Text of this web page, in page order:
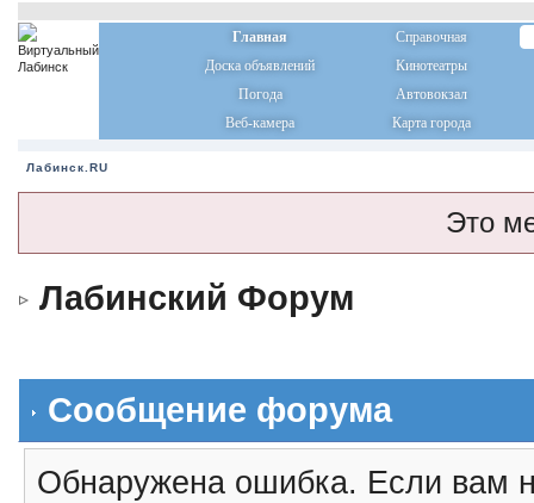
Главная
Справочная
Доска объявлений
Кинотеатры
Погода
Автовокзал
Веб-камера
Карта города
Лабинск.RU
Это
Лабинский Форум
Сообщение форума
Обнаружена ошибка. Если вам